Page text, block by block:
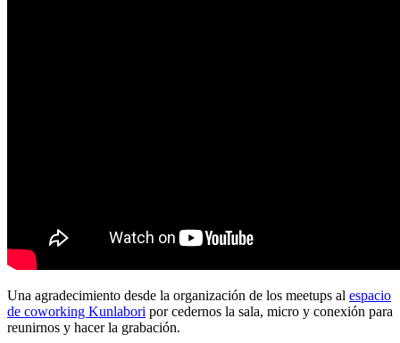
Una agradecimiento desde la organización de los meetups al espacio
de coworking Kunlabori por cedernos la sala, micro y conexión para
reunirnos y hacer la grabación.